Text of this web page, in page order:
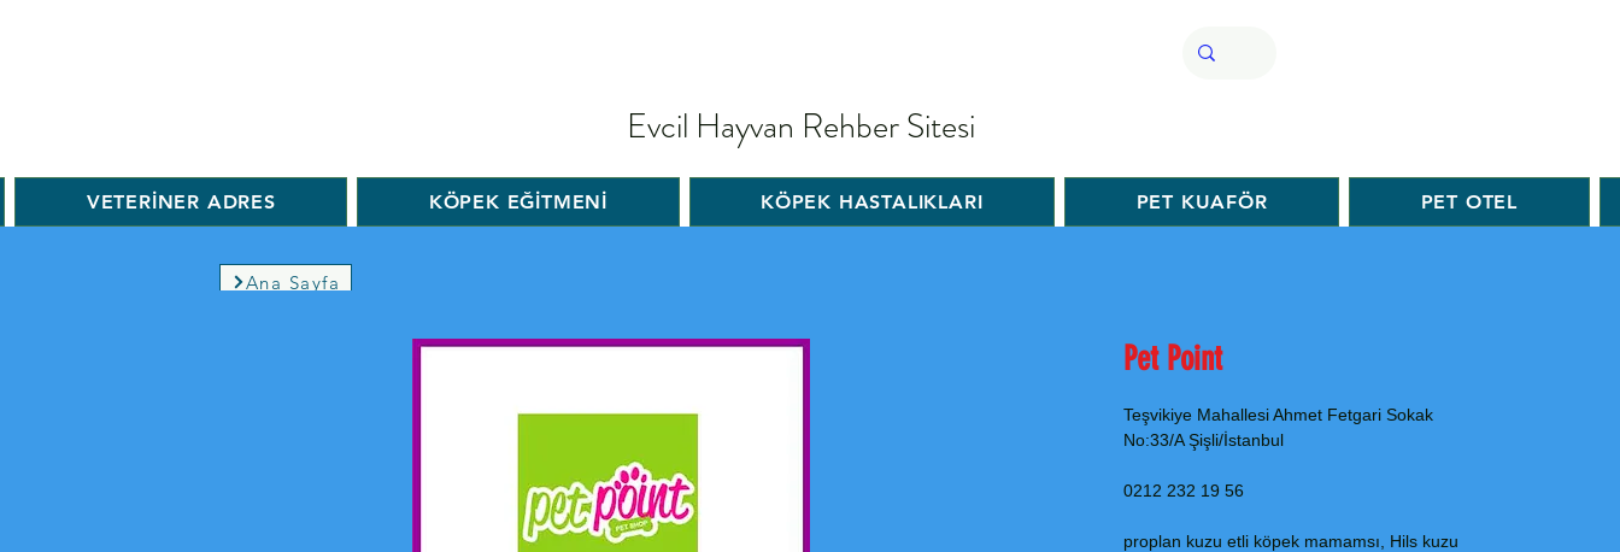
Evcil Hayvan Rehber Sitesi
VETERİNER ADRES KÖPEK EĞİTMENİ KÖPEK HASTALIKLARI PET KUAFÖR PET OTEL
Ana Sayfa
Pet Point
Teşvikiye Mahallesi Ahmet Fetgari Sokak
No:33/A Şişli/İstanbul
0212 232 19 56
proplan kuzu etli köpek mamamsı, Hils kuzu